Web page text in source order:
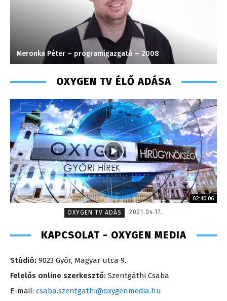
Meronka Péter – programigazgató – 2008
OXYGEN TV ÉLŐ ADÁSA
02:40:06
OXYGEN TV ADÁS
2021.04.17.
KAPCSOLAT - OXYGEN MEDIA
Stúdió: 9023 Győr, Magyar utca 9.
Felelős online szerkesztő: Szentgáthi Csaba
E-mail: csaba.szentgathi@oxygenmedia.hu